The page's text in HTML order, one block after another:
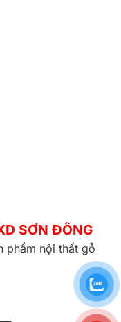
SƠN ĐÔNG
phẩm nội thất gỗ